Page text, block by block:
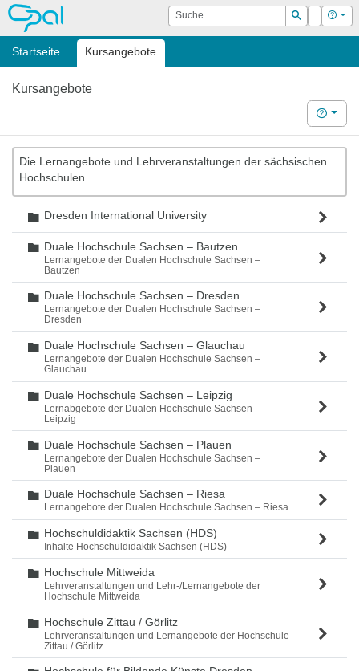
OPAL Suche
Suchen
Login Hilfe
Startseite Kursangebote
Kursangebote
Hilfe
Die Lernangebote und Lehrveranstaltungen der sächsischen
Hochschulen.
Ordner
Dresden International University
Ordner
Duale Hochschule Sachsen – Bautzen
Lernangebote der Dualen Hochschule Sachsen –
Bautzen
Ordner
Duale Hochschule Sachsen – Dresden
Lernangebote der Dualen Hochschule Sachsen –
Dresden
Ordner
Duale Hochschule Sachsen – Glauchau
Lernangebote der Dualen Hochschule Sachsen –
Glauchau
Ordner
Duale Hochschule Sachsen – Leipzig
Lernabgebote der Dualen Hochschule Sachsen –
Leipzig
Ordner
Duale Hochschule Sachsen – Plauen
Lernangebote der Dualen Hochschule Sachsen –
Plauen
Ordner
Duale Hochschule Sachsen – Riesa
Lernangebote der Dualen Hochschule Sachsen – Riesa
Ordner
Hochschuldidaktik Sachsen (HDS)
Inhalte Hochschuldidaktik Sachsen (HDS)
Ordner
Hochschule Mittweida
Lehrveranstaltungen und Lehr-/Lernangebote der
Hochschule Mittweida
Ordner
Hochschule Zittau / Görlitz
Lehrveranstaltungen und Lernangebote der Hochschule
Zittau / Görlitz